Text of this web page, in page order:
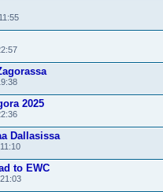
2025
Dallasissa
to EWC